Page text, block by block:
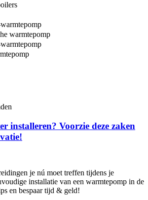
warmtepomp
installeren? Voorzie deze zaken
je nú moet treffen tijdens je
installatie van een warmtepomp in de
en bespaar tijd & geld!